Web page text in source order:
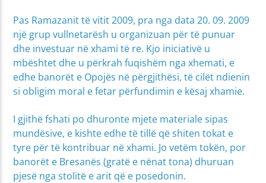
Pas Ramazanit të vitit 2009, pra nga data 20. 09. 2009
një grup vullnetarësh u organizuan për të punuar
dhe investuar në xhami të re. Kjo iniciativë u
mbështet dhe u përkrah fuqishëm nga xhemati, e
edhe banorët e Opojës në përgjithësi, të cilët ndienin
si obligim moral e fetar përfundimin e kësaj xhamie.
I gjithë fshati po dhuronte mjete materiale sipas
mundësive, e kishte edhe të tillë që shiten tokat e
tyre për të kontribuar në xhami. Jo vetëm tokën, por
banorët e Bresanës (gratë e nënat tona) dhuruan
pjesë nga stolitë e arit që e posedonin.